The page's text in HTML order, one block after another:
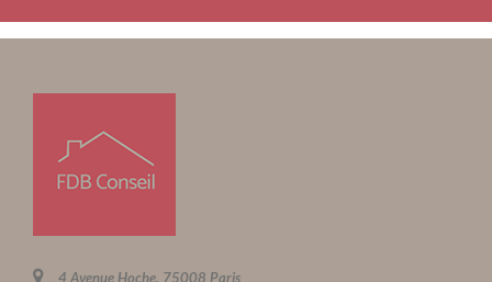
4 Avenue Hoche, 75008 Paris